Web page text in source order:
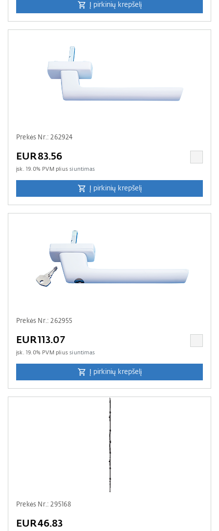
Į pirkinių krepšelį
Prekės Nr.: 262924
EUR83.56
įsk. 19.0% PVM pliussiuntimas
Į pirkinių krepšelį
Prekės Nr.: 262955
EUR113.07
įsk. 19.0% PVM pliussiuntimas
Į pirkinių krepšelį
Prekės Nr.: 295168
EUR46.83